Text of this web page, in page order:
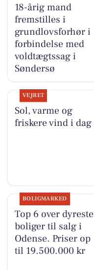
18-årig mand
fremstilles i
grundlovsforhør i
forbindelse med
voldtægtssag i
Søndersø
VEJRET
Sol, varme og
friskere vind i dag
BOLIGMARKED
Top 6 over dyreste
boliger til salg i
Odense. Priser op
til 19.500.000 kr